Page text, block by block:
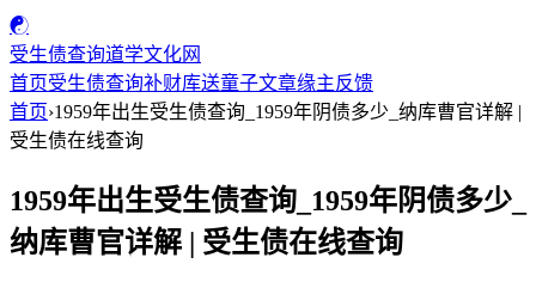
☯
受生债查询道学文化网
首页受生债查询补财库送童子文章缘主反馈
首页›1959年出生受生债查询_1959年阴债多少_纳库曹官详解 |
受生债在线查询
1959年出生受生债查询_1959年阴债多少_
纳库曹官详解 | 受生债在线查询